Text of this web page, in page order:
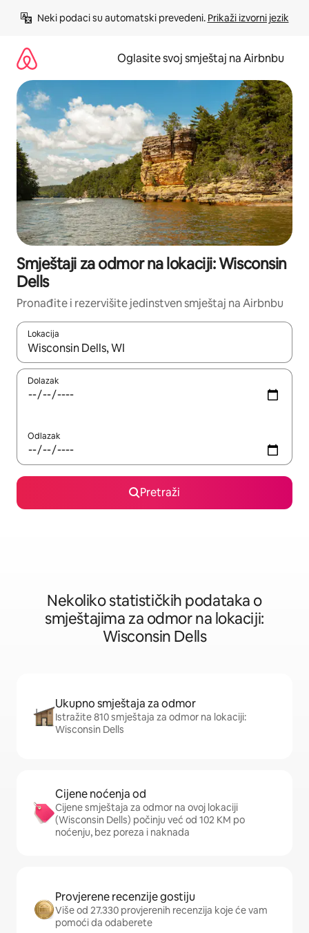
Neki podaci su automatski prevedeni. Prikaži izvorni jezik
Oglasite svoj smještaj na Airbnbu
Smještaji za odmor na lokaciji: Wisconsin
Dells
Pronađite i rezervišite jedinstven smještaj na Airbnbu
Lokacija
Kad rezultati budu dostupni, krećite se gore i dolje pomoću
Dolazak
Odlazak
Pretraži
Nekoliko statističkih podataka o
smještajima za odmor na lokaciji:
Wisconsin Dells
Ukupno smještaja za odmor
Istražite 810 smještaja za odmor na lokaciji:
Wisconsin Dells
Cijene noćenja od
Cijene smještaja za odmor na ovoj lokaciji
(Wisconsin Dells) počinju već od 102 KM po
noćenju, bez poreza i naknada
Provjerene recenzije gostiju
Više od 27.330 provjerenih recenzija koje će vam
pomoći da odaberete